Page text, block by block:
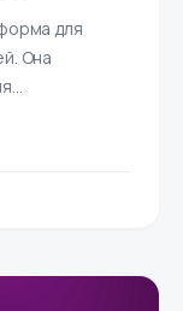
для
Она